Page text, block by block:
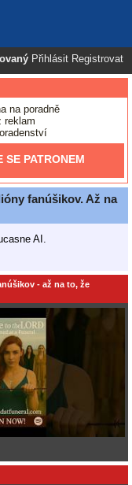
Přihlásit Registrovat
na poradně
reklam
SE PATRONEM
fanúšikov. Až na
AI.
- až na to, že